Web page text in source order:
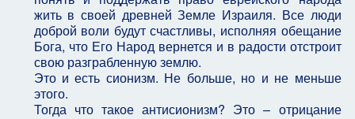
жить в своей древней Земле Израиля. Все люди
доброй воли будут счастливы, исполняя обещание
Бога, что Его Народ вернется и в радости отстроит
свою разграбленную землю.
Это и есть сионизм. Не больше, но и не меньше
этого.
Тогда что такое антисионизм? Это – отрицание